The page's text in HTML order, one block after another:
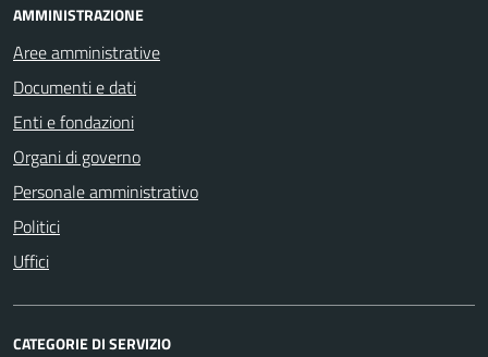
AMMINISTRAZIONE
Aree amministrative
Documenti e dati
Enti e fondazioni
Organi di governo
Personale amministrativo
Politici
Uffici
CATEGORIE DI SERVIZIO